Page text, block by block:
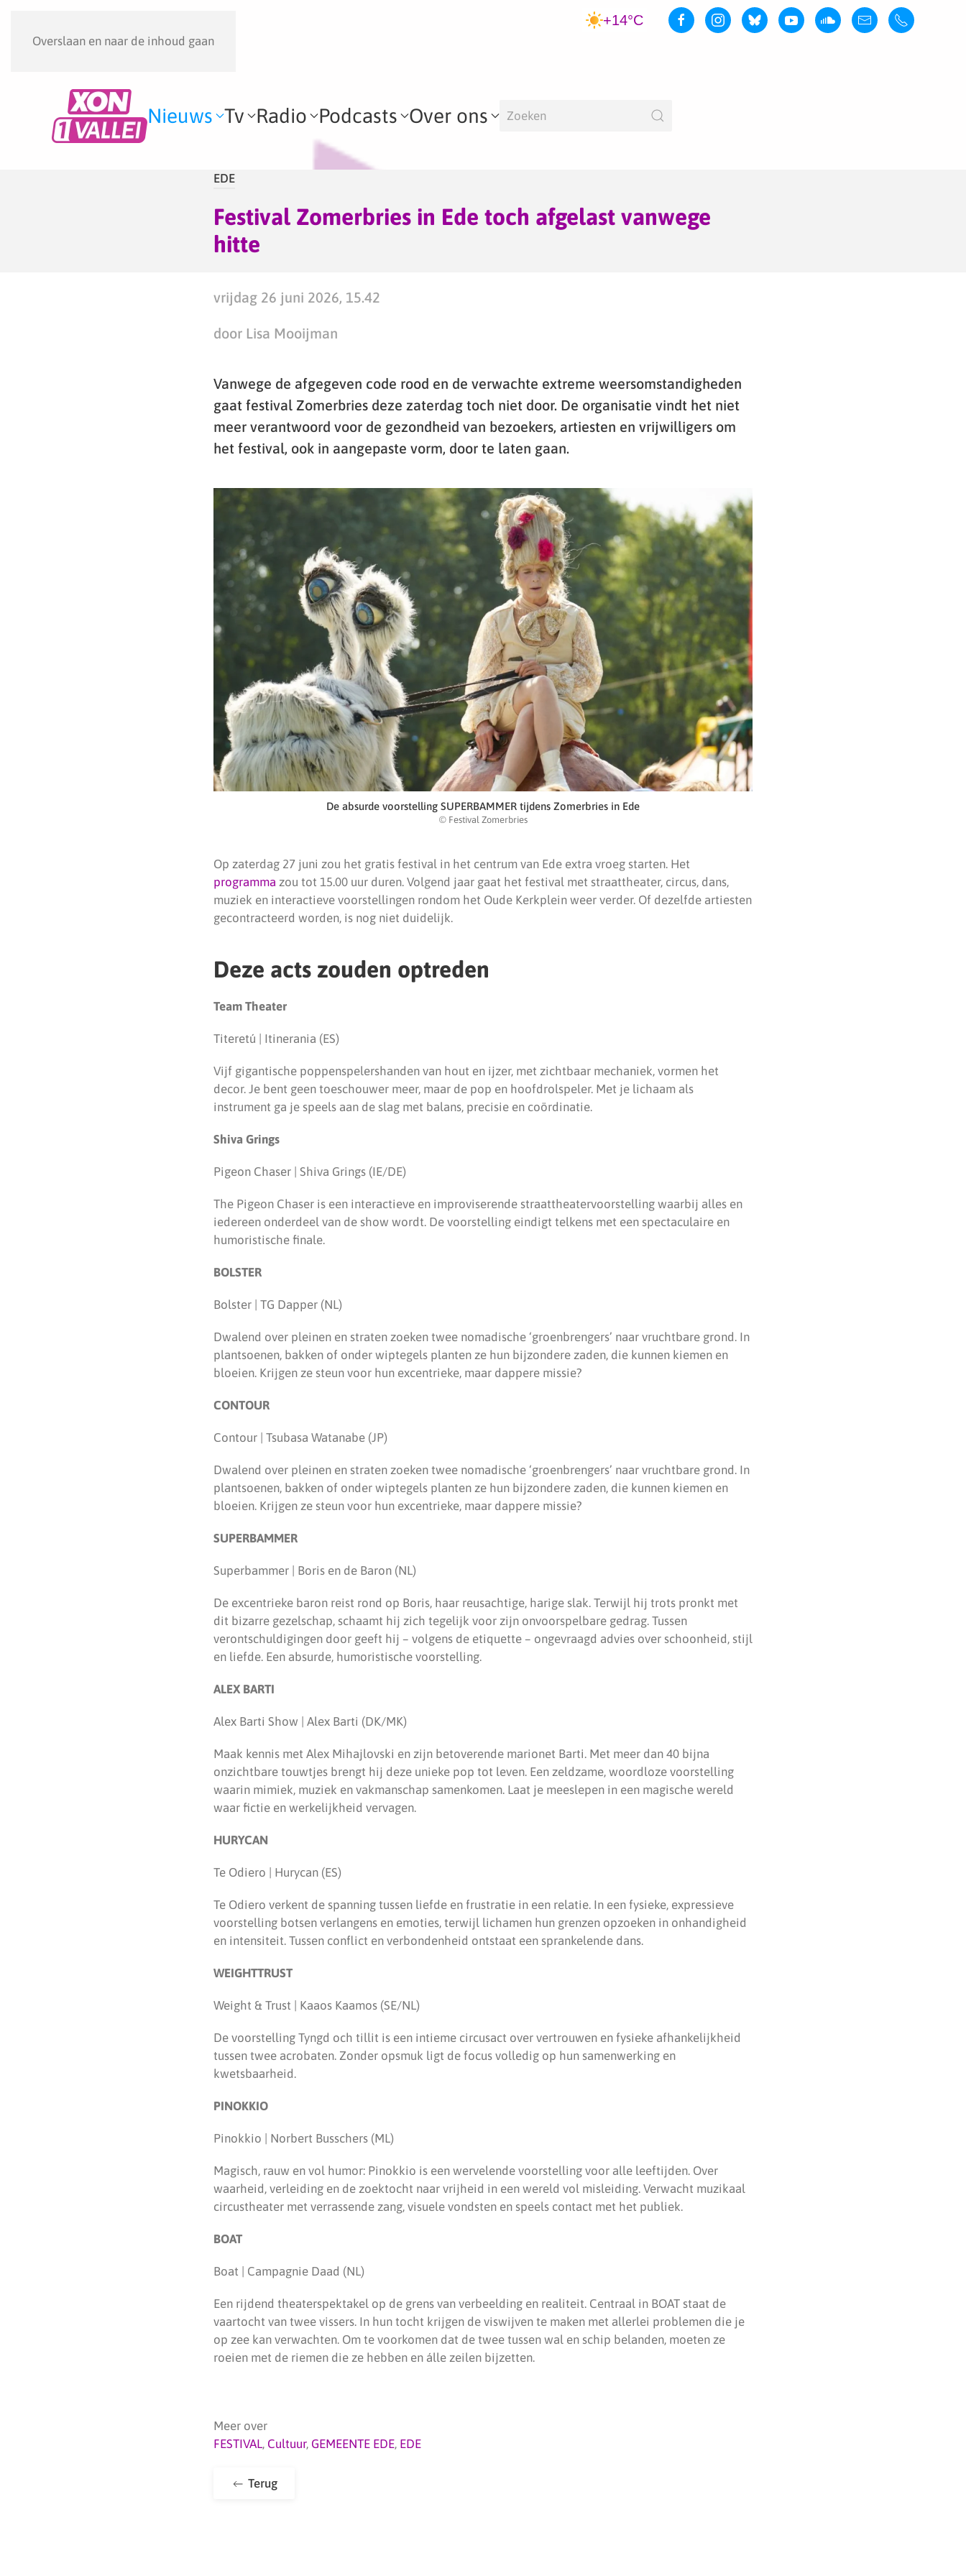
Overslaan en naar de inhoud gaan
+14°C
Nieuws Tv Radio Podcasts Over ons
EDE
Festival Zomerbries in Ede toch afgelast vanwege
hitte
vrijdag 26 juni 2026, 15.42
door Lisa Mooijman
Vanwege de afgegeven code rood en de verwachte extreme weersomstandigheden
gaat festival Zomerbries deze zaterdag toch niet door. De organisatie vindt het niet
meer verantwoord voor de gezondheid van bezoekers, artiesten en vrijwilligers om
het festival, ook in aangepaste vorm, door te laten gaan.
De absurde voorstelling SUPERBAMMER tijdens Zomerbries in Ede
© Festival Zomerbries
Op zaterdag 27 juni zou het gratis festival in het centrum van Ede extra vroeg starten. Het
programma zou tot 15.00 uur duren. Volgend jaar gaat het festival met straattheater, circus, dans,
muziek en interactieve voorstellingen rondom het Oude Kerkplein weer verder. Of dezelfde artiesten
gecontracteerd worden, is nog niet duidelijk.
Deze acts zouden optreden
Team Theater
Titeretú | Itinerania (ES)
Vijf gigantische poppenspelershanden van hout en ijzer, met zichtbaar mechaniek, vormen het
decor. Je bent geen toeschouwer meer, maar de pop en hoofdrolspeler. Met je lichaam als
instrument ga je speels aan de slag met balans, precisie en coördinatie.
Shiva Grings
Pigeon Chaser | Shiva Grings (IE/DE)
The Pigeon Chaser is een interactieve en improviserende straattheatervoorstelling waarbij alles en
iedereen onderdeel van de show wordt. De voorstelling eindigt telkens met een spectaculaire en
humoristische finale.
BOLSTER
Bolster | TG Dapper (NL)
Dwalend over pleinen en straten zoeken twee nomadische ‘groenbrengers’ naar vruchtbare grond. In
plantsoenen, bakken of onder wiptegels planten ze hun bijzondere zaden, die kunnen kiemen en
bloeien. Krijgen ze steun voor hun excentrieke, maar dappere missie?
CONTOUR
Contour | Tsubasa Watanabe (JP)
Dwalend over pleinen en straten zoeken twee nomadische ‘groenbrengers’ naar vruchtbare grond. In
plantsoenen, bakken of onder wiptegels planten ze hun bijzondere zaden, die kunnen kiemen en
bloeien. Krijgen ze steun voor hun excentrieke, maar dappere missie?
SUPERBAMMER
Superbammer | Boris en de Baron (NL)
De excentrieke baron reist rond op Boris, haar reusachtige, harige slak. Terwijl hij trots pronkt met
dit bizarre gezelschap, schaamt hij zich tegelijk voor zijn onvoorspelbare gedrag. Tussen
verontschuldigingen door geeft hij – volgens de etiquette – ongevraagd advies over schoonheid, stijl
en liefde. Een absurde, humoristische voorstelling.
ALEX BARTI
Alex Barti Show | Alex Barti (DK/MK)
Maak kennis met Alex Mihajlovski en zijn betoverende marionet Barti. Met meer dan 40 bijna
onzichtbare touwtjes brengt hij deze unieke pop tot leven. Een zeldzame, woordloze voorstelling
waarin mimiek, muziek en vakmanschap samenkomen. Laat je meeslepen in een magische wereld
waar fictie en werkelijkheid vervagen.
HURYCAN
Te Odiero | Hurycan (ES)
Te Odiero verkent de spanning tussen liefde en frustratie in een relatie. In een fysieke, expressieve
voorstelling botsen verlangens en emoties, terwijl lichamen hun grenzen opzoeken in onhandigheid
en intensiteit. Tussen conflict en verbondenheid ontstaat een sprankelende dans.
WEIGHTTRUST
Weight & Trust | Kaaos Kaamos (SE/NL)
De voorstelling Tyngd och tillit is een intieme circusact over vertrouwen en fysieke afhankelijkheid
tussen twee acrobaten. Zonder opsmuk ligt de focus volledig op hun samenwerking en
kwetsbaarheid.
PINOKKIO
Pinokkio | Norbert Busschers (ML)
Magisch, rauw en vol humor: Pinokkio is een wervelende voorstelling voor alle leeftijden. Over
waarheid, verleiding en de zoektocht naar vrijheid in een wereld vol misleiding. Verwacht muzikaal
circustheater met verrassende zang, visuele vondsten en speels contact met het publiek.
BOAT
Boat | Campagnie Daad (NL)
Een rijdend theaterspektakel op de grens van verbeelding en realiteit. Centraal in BOAT staat de
vaartocht van twee vissers. In hun tocht krijgen de viswijven te maken met allerlei problemen die je
op zee kan verwachten. Om te voorkomen dat de twee tussen wal en schip belanden, moeten ze
roeien met de riemen die ze hebben en álle zeilen bijzetten.
Meer over
FESTIVAL, Cultuur, GEMEENTE EDE, EDE
Terug